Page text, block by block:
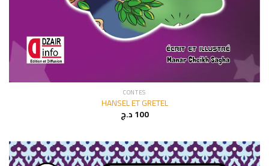
CONTES
HANSEL ET GRETEL
100د.ج